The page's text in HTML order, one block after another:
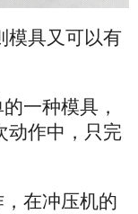
模具又可以有
一种模具，
动作中，只完
在冲压机的